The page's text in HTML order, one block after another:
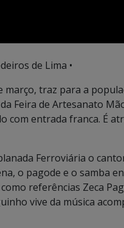
de Lima •
março, traz para a
Feira de Artesanato
com entrada franca. É
Ferroviária o
o pagode e o samba
referências Zeca
vive da música